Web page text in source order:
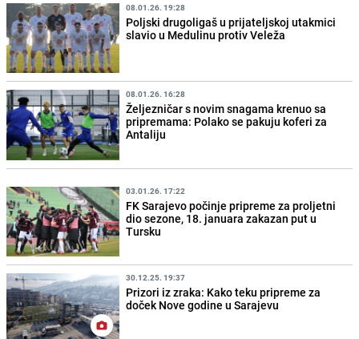
08.01.26. 19:28
Poljski drugoligaš u prijateljskoj utakmici
slavio u Medulinu protiv Veleža
08.01.26. 16:28
Željezničar s novim snagama krenuo sa
pripremama: Polako se pakuju koferi za
Antaliju
03.01.26. 17:22
FK Sarajevo počinje pripreme za proljetni
dio sezone, 18. januara zakazan put u
Tursku
30.12.25. 19:37
Prizori iz zraka: Kako teku pripreme za
doček Nove godine u Sarajevu